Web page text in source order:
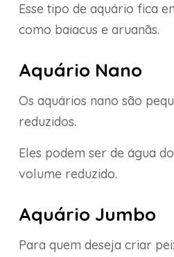
Esse tipo de aquário fica
como baiacus e aruanãs.
Aquário Nano
Os aquários nano são
reduzidos.
Eles podem ser de água
volume reduzido.
Aquário Jumbo
Para quem deseja criar